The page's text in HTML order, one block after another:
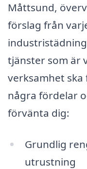
Måttsund,
förslag från
tjänster som är
verksamhet
några fördelar
förvänta dig:
Grundlig
utrustning